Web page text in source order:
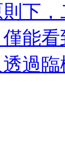
下
能
過